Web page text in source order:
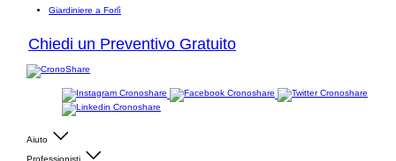
Giardiniere a Forlì
Chiedi un Preventivo Gratuito
Aiuto
Professionisti